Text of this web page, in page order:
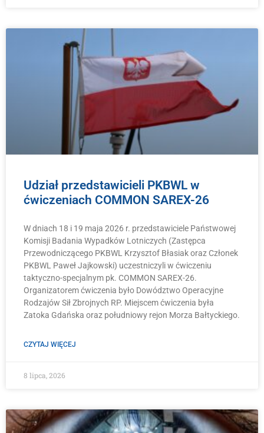
Udział przedstawicieli PKBWL w
ćwiczeniach COMMON SAREX-26
W dniach 18 i 19 maja 2026 r. przedstawiciele Państwowej
Komisji Badania Wypadków Lotniczych (Zastępca
Przewodniczącego PKBWL Krzysztof Błasiak oraz Członek
PKBWL Paweł Jajkowski) uczestniczyli w ćwiczeniu
taktyczno-specjalnym pk. COMMON SAREX-26.
Organizatorem ćwiczenia było Dowództwo Operacyjne
Rodzajów Sił Zbrojnych RP. Miejscem ćwiczenia była
Zatoka Gdańska oraz południowy rejon Morza Bałtyckiego.
CZYTAJ WIĘCEJ
8 lipca, 2026